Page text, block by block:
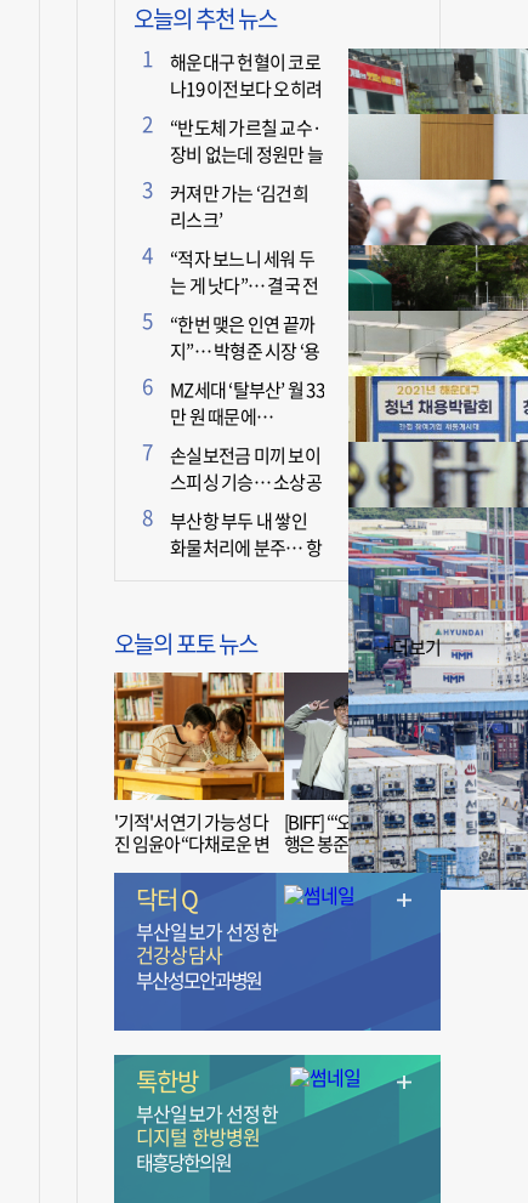
오늘의 추천 뉴스
해운대구 헌혈이 코로
나19 이전보다 오히려
더 늘어난 이유는?
“반도체 가르칠 교수·
장비 없는데 정원만 늘
리면 뭐 하나”
커져만 가는 ‘김건희
리스크’
“적자 보느니 세워 두
는 게 낫다”… 결국 전
면 휴업 선언한 택시회
사
“한번 맺은 인연 끝까
지”… 박형준 시장 ‘용
인술’ 주목
MZ세대 ‘탈부산’ 월 33
만 원 때문에…
손실보전금 미끼 보이
스피싱 기승… 소상공
인 두 번 운다
부산항 부두 내 쌓인
화물처리에 분주… 항
오늘의 포토 뉴스 +더보기
'기적'서 연기 가능성 다
진 임윤아 “다채로운 변
[BIFF] “‘오징어 게임’ 흥
행은 봉준호 감독 ‘1인
치 장벽’ 무너진 순간”
닥터 Q
부산일보가 선정한
건강상담사
부산성모안과병원
톡한방
부산일보가 선정한
디지털 한방병원
태흥당한의원